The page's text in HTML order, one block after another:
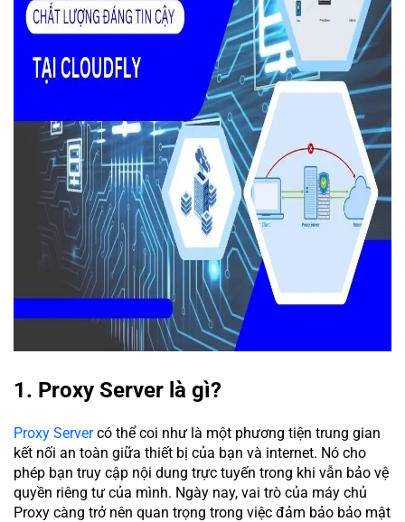
1. Proxy Server là gì?
Proxy Servercó thể coi như là một phương tiện trung gian
kết nối an toàn giữa thiết bị của bạn và internet. Nó cho
phép bạn truy cập nội dung trực tuyến trong khi vẫn bảo vệ
quyền riêng tư của mình. Ngày nay, vai trò của máy chủ
Proxy càng trở nên quan trọng trong việc đảm bảo bảo mật